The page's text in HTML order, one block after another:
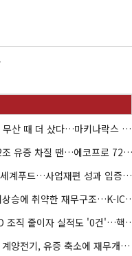
HB인베스트, IPO 무산 때 더 샀다…마키나락스 투자 2.7배 회수
에코프로비엠, 1.2조 유증 차질 땐…에코프로 7270억 '독박'
상장사 옷 벗는 신세계푸드…사업재편 성과 입증할까
NH농협생명, 금리상승에 취
신한투자증권, IPO 조직 줄
'부채비율 955%' 계양전기, 유증 축소에 재무개선 효과 '뚝'